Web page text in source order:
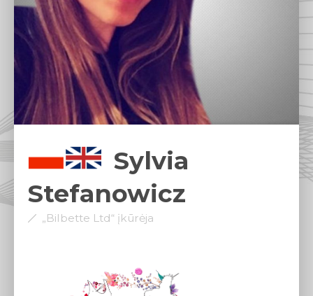
Sylvia
Stefanowicz
„Bilbette Ltd“ įkūrėja